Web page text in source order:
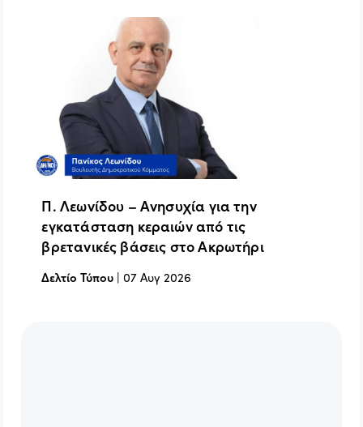
Π. Λεωνίδου – Ανησυχία για την
εγκατάσταση κεραιών από τις
βρετανικές βάσεις στο Ακρωτήρι
Δελτίο Τύπου |07 Αυγ 2026